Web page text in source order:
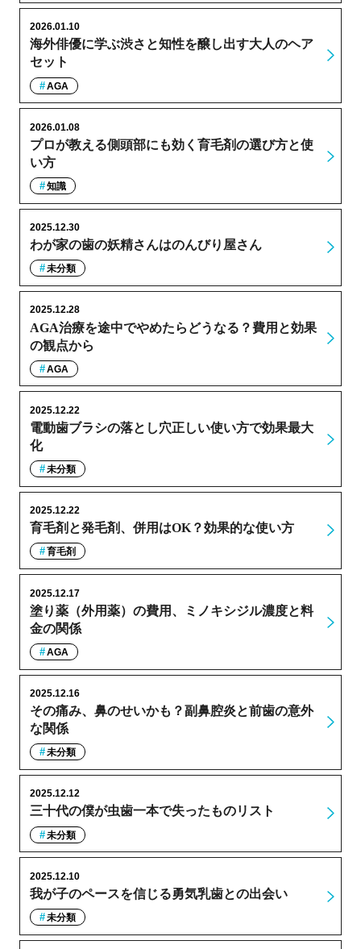
海外俳優に学ぶ渋さと知性を醸し出す大人のヘア
セット
2026.01.10
AGA
プロが教える側頭部にも効く育毛剤の選び方と使
い方
2026.01.08
知識
わが家の歯の妖精さんはのんびり屋さん
2025.12.30
未分類
AGA治療を途中でやめたらどうなる？費用と効果
の観点から
2025.12.28
AGA
電動歯ブラシの落とし穴正しい使い方で効果最大
化
2025.12.22
未分類
育毛剤と発毛剤、併用はOK？効果的な使い方
2025.12.22
育毛剤
塗り薬（外用薬）の費用、ミノキシジル濃度と料
金の関係
2025.12.17
AGA
その痛み、鼻のせいかも？副鼻腔炎と前歯の意外
な関係
2025.12.16
未分類
三十代の僕が虫歯一本で失ったものリスト
2025.12.12
未分類
我が子のペースを信じる勇気乳歯との出会い
2025.12.10
未分類